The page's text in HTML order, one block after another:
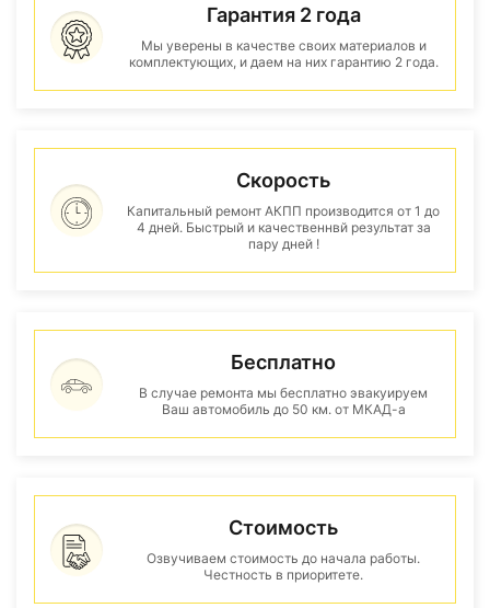
Гарантия 2 года
Мы уверены в качестве своих материалов и
комплектующих, и даем на них гарантию 2 года.
Скорость
Капитальный ремонт АКПП производится от 1 до
4 дней. Быстрый и качественнвй результат за
пару дней !
Бесплатно
В случае ремонта мы бесплатно эвакуируем
Ваш автомобиль до 50 км. от МКАД-а
Стоимость
Озвучиваем стоимость до начала работы.
Честность в приоритете.